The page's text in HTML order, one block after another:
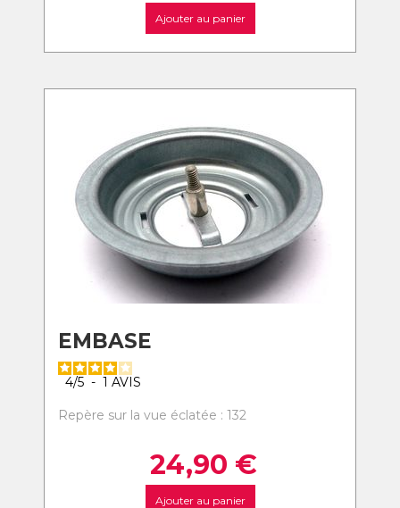
Ajouter au panier
EMBASE
4/5 - 1 AVIS
Repère sur la vue éclatée : 132
24,90 €
Ajouter au panier